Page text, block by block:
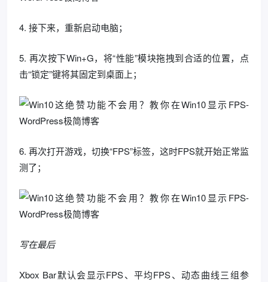
4. 接下来，重新启动电脑；
5. 再次按下Win+G，将“性能”模块拖拽到合适的位置，点
击“锁定”键将其固定到桌面上；
6. 再次打开游戏，切换“FPS”标签，这时FPS就开始正常监
测了；
写在最后
Xbox Bar默认会显示FPS、平均FPS、动态曲线三组参